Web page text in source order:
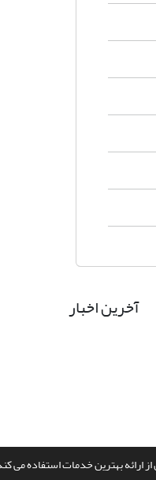
ارائه بهترین خدمات استفاده می
آخرین اخبار
پیاده سازی ازسیناوب